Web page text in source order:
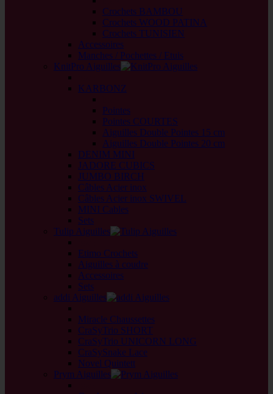
Crochets BAMBOU
Crochets WOOD PATINA
Crochets TUNISIEN
Accessoires
Manches / Pochettes / Etuis
KnitPro Aiguilles
KARBONZ
Pointes
Pointes COURTES
Aiguilles Double Pointes 15 cm
Aiguilles Double Pointes 20 cm
DENIM MINI
JADORE CUBICS
JUMBO BIRCH
Câbles Acier inox
Câbles Acier inox SWIVEL
MINI Cables
Sets
Tulip Aiguilles
Etimo Crochets
Aiguilles à coudre
Accessoires
Sets
addi Aiguilles
Miracle Chaussettes
CraSyTrio SHORT
CraSyTrio UNICORN LONG
CraSySnake Lace
Novel Quintett
Prym Aiguilles